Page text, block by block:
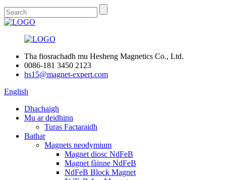
Tha fiosrachadh mu Hesheng Magnetics Co., Ltd.
0086-181 3450 2123
hs15@magnet-expert.com
English
Dhachaigh
Mu ar deidhinn
Turas Factaraidh
Bathar
Magnets neodymium
Magnet diosc NdFeB
Magnet fàinne NdFeB
NdFeB Block Magnet